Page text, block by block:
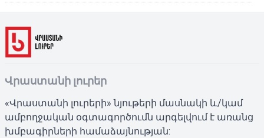
Վրաստանի լուրեր
«Վրաստանի լուրերի» նյութերի մասնակի և/կամ
ամբողջական օգտագործումն արգելվում է առանց
խմբագիրների համաձայնության: